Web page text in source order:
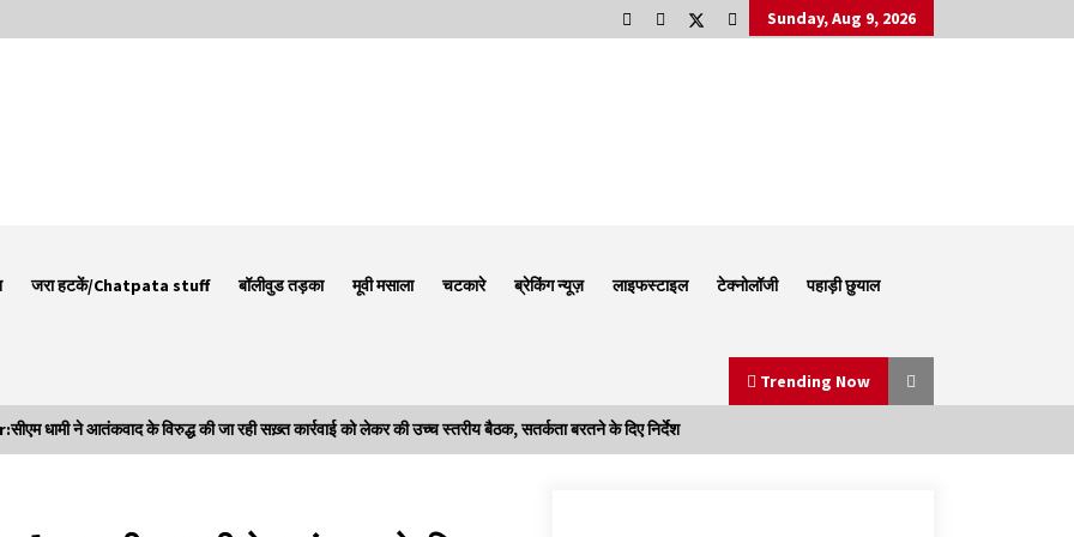
Sunday, Aug 9, 2026
जरा हटकें/Chatpata stuff बॉलीवुड तड़का मूवी मसाला चटकारे ब्रेकिंग न्यूज़ लाइफस्टाइल टेक्नोलॉजी पहाड़ी छुयाल
Trending Now
धामी ने आतंकवाद के विरुद्ध की जा रही सख़्त कार्रवाई को लेकर की उच्च स्तरीय बैठक, सतर्कता बरतने के दिए निर्देश